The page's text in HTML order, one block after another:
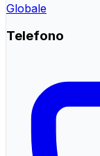
Globale
Telefono